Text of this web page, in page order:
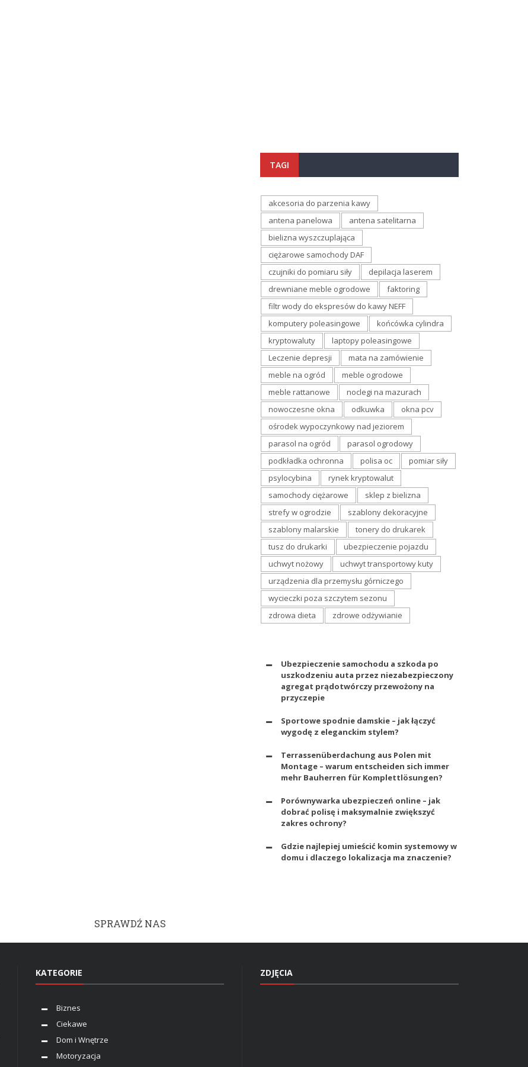
TAGI
akcesoria do parzenia kawy
antena panelowa
antena satelitarna
bielizna wyszczuplająca
ciężarowe samochody DAF
czujniki do pomiaru siły
depilacja laserem
drewniane meble ogrodowe
faktoring
filtr wody do ekspresów do kawy NEFF
komputery poleasingowe
końcówka cylindra
kryptowaluty
laptopy poleasingowe
Leczenie depresji
mata na zamówienie
meble na ogród
meble ogrodowe
meble rattanowe
noclegi na mazurach
nowoczesne okna
odkuwka
okna pcv
ośrodek wypoczynkowy nad jeziorem
parasol na ogród
parasol ogrodowy
podkładka ochronna
polisa oc
pomiar siły
psylocybina
rynek kryptowalut
samochody ciężarowe
sklep z bielizna
strefy w ogrodzie
szablony dekoracyjne
szablony malarskie
tonery do drukarek
tusz do drukarki
ubezpieczenie pojazdu
uchwyt nożowy
uchwyt transportowy kuty
urządzenia dla przemysłu górniczego
wycieczki poza szczytem sezonu
zdrowa dieta
zdrowe odżywianie
Ubezpieczenie samochodu a szkoda po
uszkodzeniu auta przez niezabezpieczony
agregat prądotwórczy przewożony na
przyczepie
Sportowe spodnie damskie – jak łączyć
wygodę z eleganckim stylem?
Terrassenüberdachung aus Polen mit
Montage – warum entscheiden sich immer
mehr Bauherren für Komplettlösungen?
Porównywarka ubezpieczeń online – jak
dobrać polisę i maksymalnie zwiększyć
zakres ochrony?
Gdzie najlepiej umieścić komin systemowy w
domu i dlaczego lokalizacja ma znaczenie?
SPRAWDŹ NAS
KATEGORIE
Biznes
Ciekawe
Dom i Wnętrze
Motoryzacja
ZDJĘCIA